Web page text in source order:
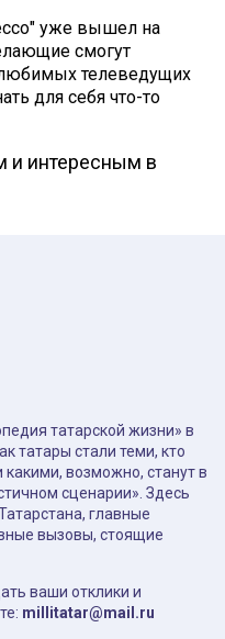
уже вышел на
смогут
телеведущих
для себя что-то
и интересным в
татарской жизни» в
татары стали теми, кто
возможно, станут в
сценарии». Здесь
главные
вызовы, стоящие
ваши отклики и
millitatar@mail.ru